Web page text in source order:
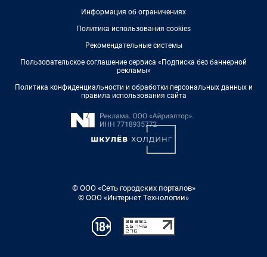
Информация об ограничениях
Политика использования cookies
Рекомендательные системы
Пользовательское соглашение сервиса «Подписка без баннерной
рекламы»
Политика конфиденциальности и обработки персональных данных и
правила использования сайта
© ООО «Сеть городских порталов»
© ООО «Интернет Технологии»